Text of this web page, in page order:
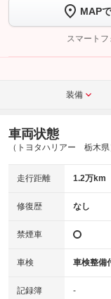
トーク画面で
完了してくだ
MAP
スマート
装備
車両状態
（トヨタハリアー 栃木県
走行距離 1.2万km
修復歴 なし
禁煙車
車検 車検整備
記録簿 -